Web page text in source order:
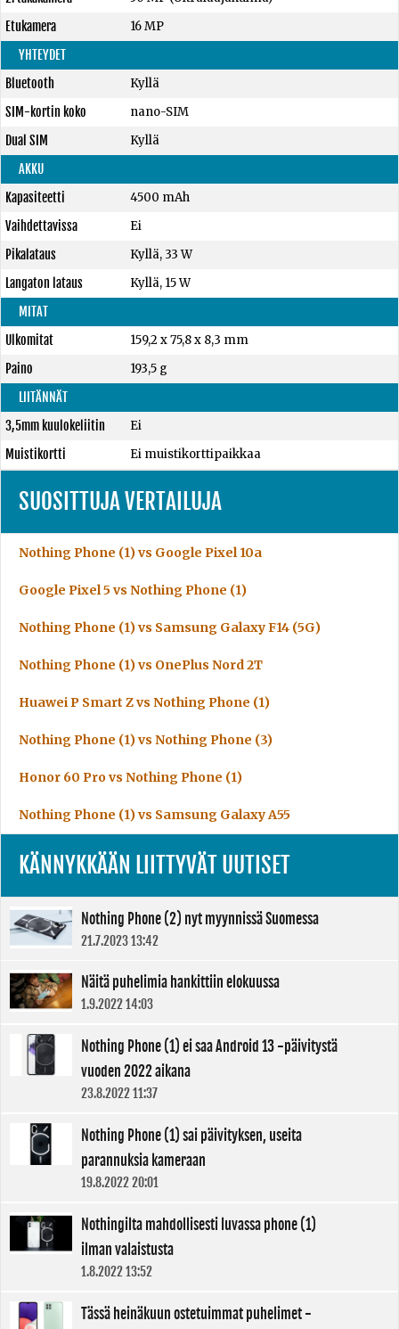
Etukamera
16 MP
YHTEYDET
Bluetooth
Kyllä
SIM-kortin koko
nano-SIM
Dual SIM
Kyllä
AKKU
Kapasiteetti
4500 mAh
Vaihdettavissa
Ei
Pikalataus
Kyllä, 33 W
Langaton lataus
Kyllä, 15 W
MITAT
Ulkomitat
159,2 x 75,8 x 8,3 mm
Paino
193,5 g
LIITÄNNÄT
3,5mm kuulokeliitin
Ei
Muistikortti
Ei muistikorttipaikkaa
SUOSITTUJA VERTAILUJA
Nothing Phone (1) vs Google Pixel 10a
Google Pixel 5 vs Nothing Phone (1)
Nothing Phone (1) vs Samsung Galaxy F14 (5G)
Nothing Phone (1) vs OnePlus Nord 2T
Huawei P Smart Z vs Nothing Phone (1)
Nothing Phone (1) vs Nothing Phone (3)
Honor 60 Pro vs Nothing Phone (1)
Nothing Phone (1) vs Samsung Galaxy A55
KÄNNYKKÄÄN LIITTYVÄT UUTISET
Nothing Phone (2) nyt myynnissä Suomessa
21.7.2023 13:42
Näitä puhelimia hankittiin elokuussa
1.9.2022 14:03
Nothing Phone (1) ei saa Android 13 -päivitystä
vuoden 2022 aikana
23.8.2022 11:37
Nothing Phone (1) sai päivityksen, useita
parannuksia kameraan
19.8.2022 20:01
Nothingilta mahdollisesti luvassa phone (1)
ilman valaistusta
1.8.2022 13:52
Tässä heinäkuun ostetuimmat puhelimet -